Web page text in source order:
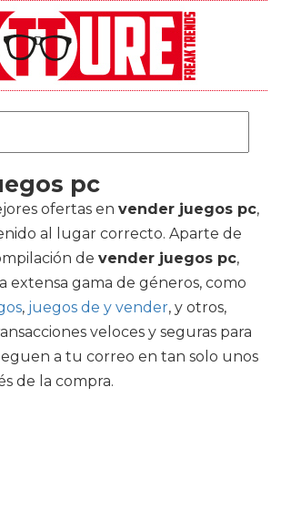
pc
ofertas en vender juegos pc,
al lugar correcto. Aparte de
de vender juegos pc,
extensa gama de géneros, como
, juegos de y vender, y otros,
veloces y seguras para
a tu correo en tan solo unos
de la compra.